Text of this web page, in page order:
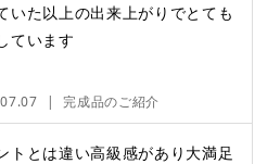
いた以上の出来上がりでとても
ています
完成品のご紹介
トとは違い高級感があり大満足